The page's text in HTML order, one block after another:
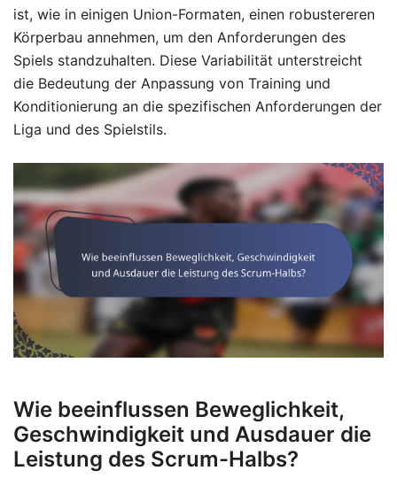
ist, wie in einigen Union-Formaten, einen robustereren
Körperbau annehmen, um den Anforderungen des
Spiels standzuhalten. Diese Variabilität unterstreicht
die Bedeutung der Anpassung von Training und
Konditionierung an die spezifischen Anforderungen der
Liga und des Spielstils.
Wie beeinflussen Beweglichkeit,
Geschwindigkeit und Ausdauer die
Leistung des Scrum-Halbs?